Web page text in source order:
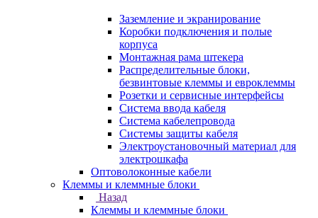
Заземление и экранирование
Коробки подключения и полые
корпуса
Монтажная рама штекера
Распределительные блоки,
безвинтовые клеммы и евроклеммы
Розетки и сервисные интерфейсы
Система ввода кабеля
Система кабелепровода
Системы защиты кабеля
Электроустановочный материал для
электрошкафа
Оптоволоконные кабели
Клеммы и клеммные блоки
Назад
Клеммы и клеммные блоки